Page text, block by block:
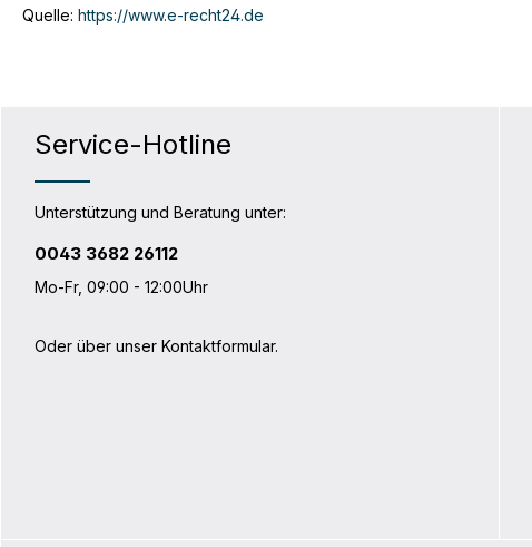
Quelle: https://www.e-recht24.de
Service-Hotline
Unterstützung und Beratung unter:
0043 3682 26112
Mo-Fr, 09:00 - 12:00Uhr
Oder über unser Kontaktformular.